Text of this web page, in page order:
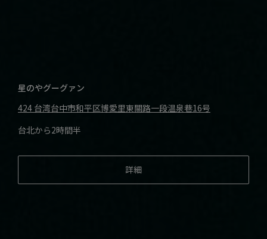
星のやグーグァン
424 台湾台中市和平区博愛里東關路一段温泉巷16号
台北から2時間半
詳細